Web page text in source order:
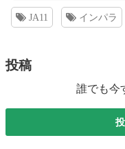
JA11 インパラ
投稿
誰でも今